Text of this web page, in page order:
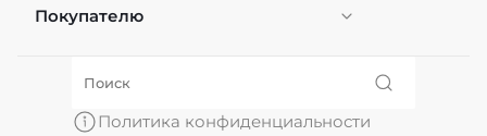
Персонификация
Покупателю
О нас
Политика конфиденциальности